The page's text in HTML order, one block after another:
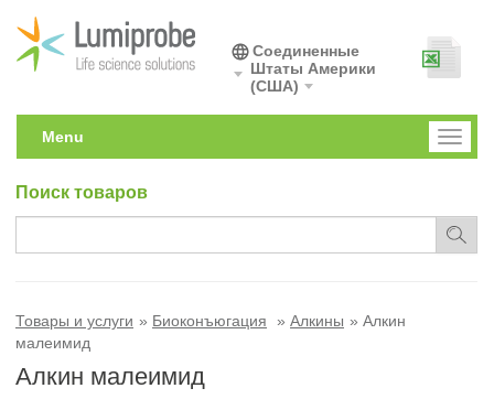
Соединенные
Штаты Америки
(США)
Toggle
Menu
Поиск товаров
Товары и услуги Биоконъюгация Алкины
Алкин
малеимид
Алкин малеимид